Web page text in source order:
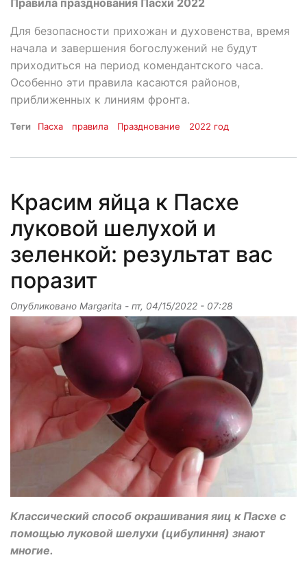
Для безопасности прихожан и духовенства, время
начала и завершения богослужений не будут
приходиться на период комендантского часа.
Особенно эти правила касаются районов,
приближенных к линиям фронта.
Теги Пасха правила Празднование 2022 год
Красим яйца к Пасхе
луковой шелухой и
зеленкой: результат вас
поразит
Опубликовано Margarita - пт, 04/15/2022 - 07:28
Классический способ окрашивания яиц к Пасхе с
помощью луковой шелухи (цибулиння) знают
многие.